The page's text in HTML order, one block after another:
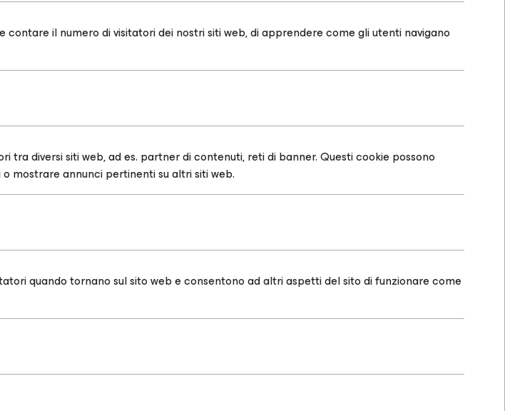
il numero di visitatori dei nostri siti web, di apprendere come gli utenti navigano
tra diversi siti web, ad es. partner di contenuti, reti di banner. Questi cookie possono
mostrare annunci pertinenti su altri siti web.
quando tornano sul sito web e consentono ad altri aspetti del sito di funzionare come